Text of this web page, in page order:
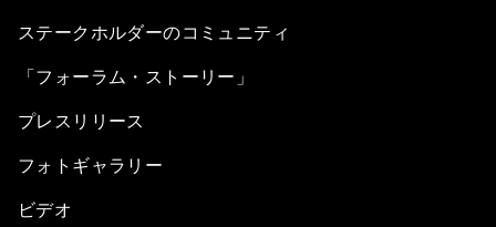
ステークホルダーのコミュニティ
「フォーラム・ストーリー」
プレスリリース
フォトギャラリー
ビデオ